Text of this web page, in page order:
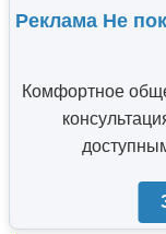
Реклама Не
Комфортное